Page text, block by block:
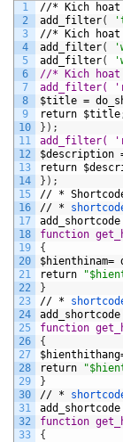
1
2
3
4
5
6
7
8
9
10
11
12
13
14
15
16
17
18
19
20
21
22
23
24
25
26
27
28
29
30
31
32
33
//* Kich hoat
add_filter(
//*
Kich hoat
add_filter(
add_filter(
//* Kich hoat
add_filter(
$title =
return $title
} ) ;
add_filter(
$description
return
} ) ;
// *
// *
add_shortcode
function
{
$hienthinam=
return
}
// *
add_shortcode
function
{
return
}
// *
add_shortcode
function
{